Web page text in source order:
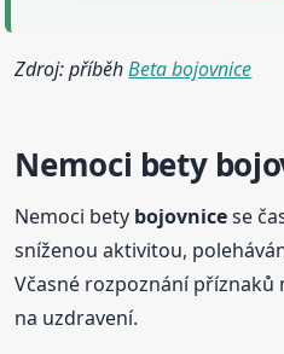
Zdroj: příběhBeta bojovnice
Nemoci bety
Nemoci bety bojovnicese
sníženou aktivitou,
Včasné rozpoznání příznaků
na uzdravení.